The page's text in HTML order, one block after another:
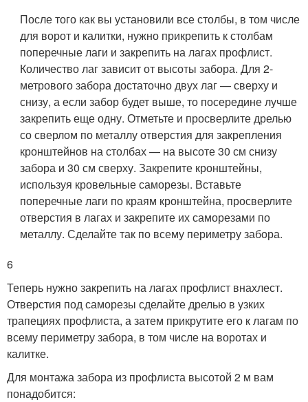
После того как вы установили все столбы, в том числе
для ворот и калитки, нужно прикрепить к столбам
поперечные лаги и закрепить на лагах профлист.
Количество лаг зависит от высоты забора. Для 2-
метрового забора достаточно двух лаг — сверху и
снизу, а если забор будет выше, то посередине лучше
закрепить еще одну. Отметьте и просверлите дрелью
со сверлом по металлу отверстия для закрепления
кронштейнов на столбах — на высоте 30 см снизу
забора и 30 см сверху. Закрепите кронштейны,
используя кровельные саморезы. Вставьте
поперечные лаги по краям кронштейна, просверлите
отверстия в лагах и закрепите их саморезами по
металлу. Сделайте так по всему периметру забора.
6
Теперь нужно закрепить на лагах профлист внахлест.
Отверстия под саморезы сделайте дрелью в узких
трапециях профлиста, а затем прикрутите его к лагам по
всему периметру забора, в том числе на воротах и
калитке.
Для монтажа забора из профлиста высотой 2 м вам
понадобится: